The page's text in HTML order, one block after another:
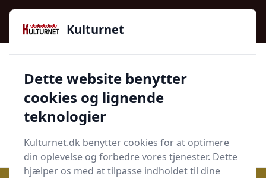
Kulturnet - Alt Det Gode I Livet | Din Kulturguide Siden
2016
97 kategorier 👍Kun godkendte butikker
Start søgning
Kulturnet
Dette website benytter
cookies og lignende
teknologier
Kulturnet.dk benytter cookies for at optimere
din oplevelse og forbedre vores tjenester. Dette
hjælper os med at tilpasse indholdet til dine